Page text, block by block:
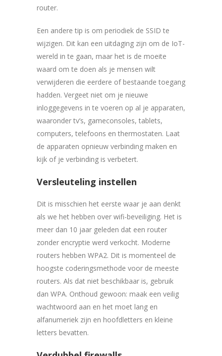
router.
Een andere tip is om periodiek de SSID te
wijzigen. Dit kan een uitdaging zijn om de IoT-
wereld in te gaan, maar het is de moeite
waard om te doen als je mensen wilt
verwijderen die eerdere of bestaande toegang
hadden. Vergeet niet om je nieuwe
inloggegevens in te voeren op al je apparaten,
waaronder tv’s, gameconsoles, tablets,
computers, telefoons en thermostaten. Laat
de apparaten opnieuw verbinding maken en
kijk of je verbinding is verbetert.
Versleuteling instellen
Dit is misschien het eerste waar je aan denkt
als we het hebben over wifi-beveiliging. Het is
meer dan 10 jaar geleden dat een router
zonder encryptie werd verkocht. Moderne
routers hebben WPA2. Dit is momenteel de
hoogste coderingsmethode voor de meeste
routers. Als dat niet beschikbaar is, gebruik
dan WPA. Onthoud gewoon: maak een veilig
wachtwoord aan en het moet lang en
alfanumeriek zijn en hoofdletters en kleine
letters bevatten.